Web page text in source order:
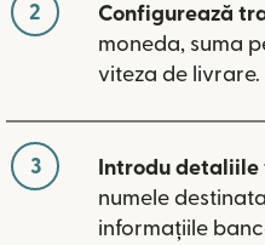
2 Configurează
moneda, suma
viteza de livrare.
3 Introdu
numele
informațiile